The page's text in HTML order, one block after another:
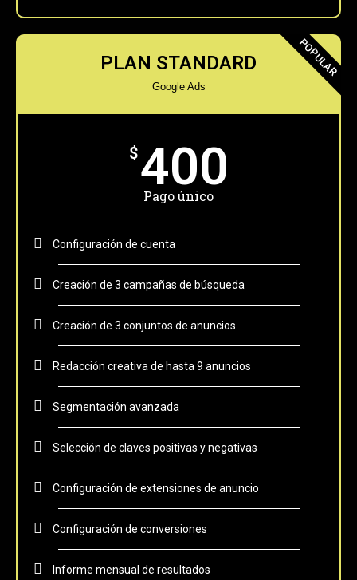
PLAN STANDARD
Google Ads
$400
Pago único
Configuración de cuenta
Creación de 3 campañas de búsqueda
Creación de 3 conjuntos de anuncios
Redacción creativa de hasta 9 anuncios
Segmentación avanzada
Selección de claves positivas y negativas
Configuración de extensiones de anuncio
Configuración de conversiones
Informe mensual de resultados
POPULAR